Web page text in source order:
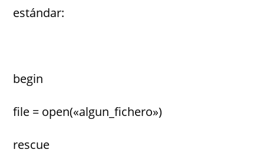
estándar:
begin
file = open(«algun_fichero»)
rescue